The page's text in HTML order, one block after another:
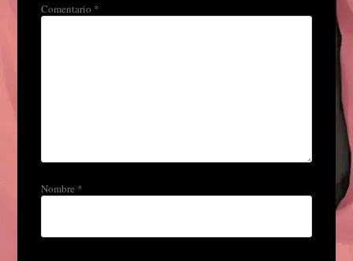
Comentario *
Nombre *